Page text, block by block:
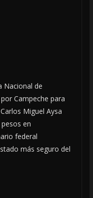
Nacional de
Campeche para
Miguel Aysa
en
federal
más seguro del